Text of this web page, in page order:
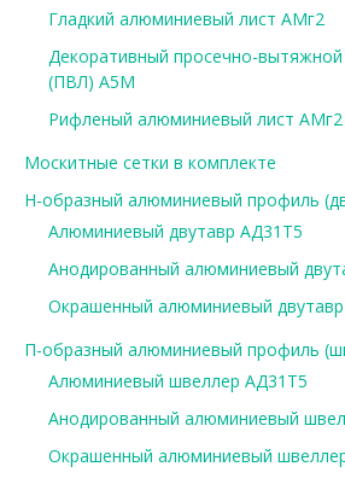
Гладкий алюминиевый лист АМг2
Декоративный просечно-
(ПВЛ) А5М
Рифленый алюминиевый лист АМг2
Москитные сетки в комплекте
Н-образный алюминиевый профиль
Алюминиевый двутавр АД31Т5
Анодированный алюминиевый
Окрашенный алюминиевый двутавр
П-образный алюминиевый профиль
Алюминиевый швеллер АД31Т5
Анодированный алюминиевый
Окрашенный алюминиевый